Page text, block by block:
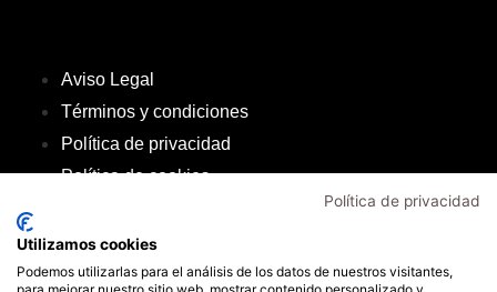
Aviso Legal
Términos y condiciones
Política de privacidad
Política de cookies
Transparencia
Mi cuenta
Política de privacidad
Utilizamos cookies
Podemos utilizarlas para el análisis de los datos de nuestros visitantes,